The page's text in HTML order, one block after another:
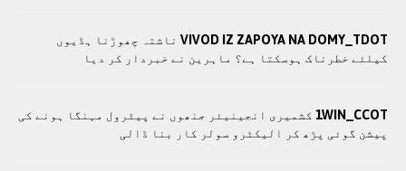
VIVOD IZ ZAPOYA NA DOMY_TDOT ناشتہ چھوڑنا ہڈیوں
کیلئے خطرناک ہوسکتا ہے؟ ماہرین نے خبردار کر دیا
1WIN_CCOT کشمیری انجینیئر جنھوں نے پیٹرول مہنگا ہونے کی
پیشن گوئی پڑھ کر الیکٹرو سولر کار بنا ڈالی